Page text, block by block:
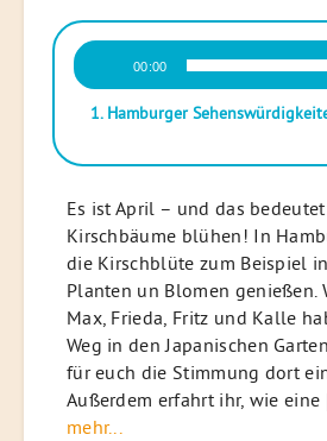
Audio-
Player
00:00
1. Hamburger Sehenswürdigkeiten: der Japanische Garten in
Es ist April – und das
Kirschbäume blühen! In
die Kirschblüte zum Beispiel
Planten un Blomen genießen.
Max, Frieda, Fritz und Kalle
Weg in den Japanischen
für euch die Stimmung dort
Außerdem erfahrt ihr, wie
mehr...